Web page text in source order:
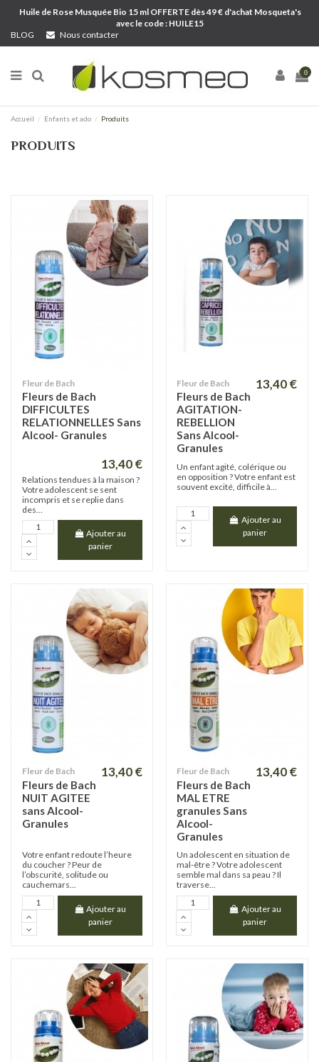
Huile de Rose Musquée Bio 15 ml OFFERTE dès 49 € d'achat Mosqueta's
avec le code : HUILE15
BLOG
Nous contacter
0
Accueil Enfants et ado Produits
PRODUITS
Fleur de Bach
Fleurs de Bach
DIFFICULTES
RELATIONNELLES Sans
Alcool- Granules
13,40 €
Relations tendues à la maison ?
Votre adolescent se sent
incompris et se replie dans
des...
Ajouter au
panier
Fleur de Bach
Fleurs de Bach
AGITATION-
REBELLION
Sans Alcool-
Granules
13,40 €
Un enfant agité, colérique ou
en opposition ? Votre enfant est
souvent excité, difficile à...
Ajouter au
panier
Fleur de Bach
Fleurs de Bach
NUIT AGITEE
sans Alcool-
Granules
13,40 €
Votre enfant redoute l’heure
du coucher ? Peur de
l’obscurité, solitude ou
cauchemars...
Ajouter au
panier
Fleur de Bach
Fleurs de Bach
MAL ETRE
granules Sans
Alcool-
Granules
13,40 €
Un adolescent en situation de
mal-être ? Votre adolescent
semble mal dans sa peau ? Il
traverse...
Ajouter au
panier